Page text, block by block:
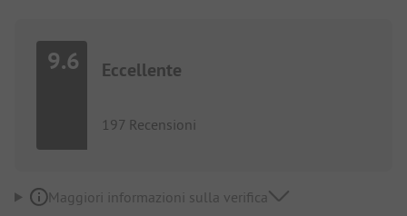
9.6 Eccellente
197 Recensioni
Maggiori informazioni sulla verifica